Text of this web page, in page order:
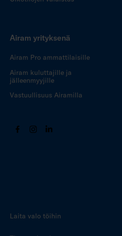
Airam yrityksenä
Airam Pro ammattilaisille
Airam kuluttajille ja
jälleenmyyjille
Vastuullisuus Airamilla
Laita valo töihin